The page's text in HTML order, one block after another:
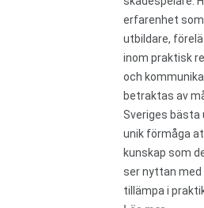
erfarenhet som
utbildare,
inom praktisk
och
betraktas av
Sveriges bästa
unik förmåga
kunskap som
ser nyttan med
tillämpa i